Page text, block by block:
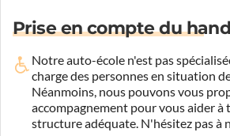
Prise en compte du
Notre auto-école n'est pas
charge des personnes en situation
Néanmoins, nous pouvons vous
accompagnement pour vous aider à
structure adéquate. N'hésitez pas à